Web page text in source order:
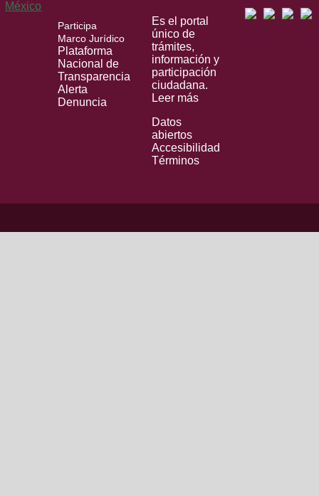
Participa
Marco Jurídico
Plataforma
Nacional de
Transparencia
Alerta
Denuncia
Es el portal
único de
trámites,
información y
participación
ciudadana.
Leer más
Datos
abiertos
Accesibilidad
Términos